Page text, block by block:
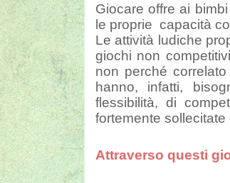
Giocare offre ai
le proprie capacità
Le attività ludiche
giochi non
non perché
hanno, infatti,
flessibilità, di
fortemente
Attraverso questi